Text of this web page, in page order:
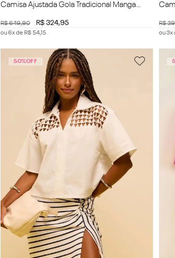
Camisa Ajustada Gola Tradicional Manga
R$649,90 R$ 324,95
ou6x de R$ 54,15
R$
ou3x
50%OFF